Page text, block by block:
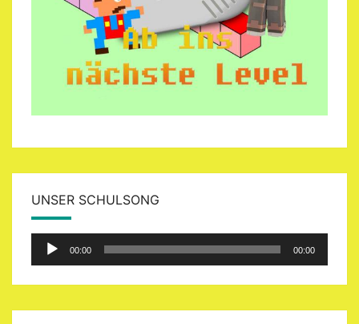
UNSER SCHULSONG
Audio-
Player
00:00 00:00